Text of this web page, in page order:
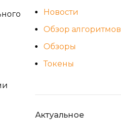
Новости
Обзор алгоритмов
Обзоры
Токены
Актуальное